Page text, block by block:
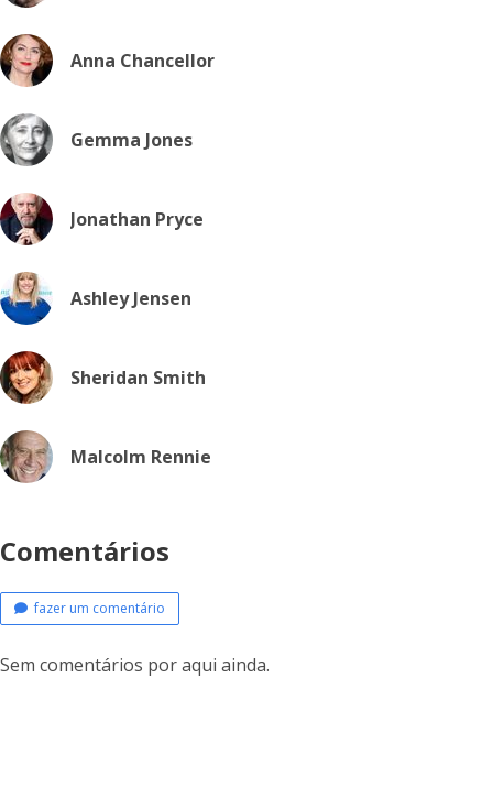
Anna Chancellor
Gemma Jones
Jonathan Pryce
Ashley Jensen
Sheridan Smith
Malcolm Rennie
Comentários
fazer um comentário
Sem comentários por aqui ainda.